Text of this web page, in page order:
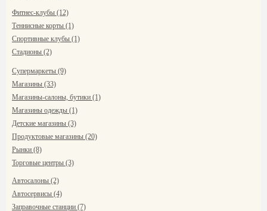
Фитнес-клубы (12)
Теннисные корты (1)
Спортивные клубы (1)
Стадионы (2)
Супермаркеты (9)
Магазины (33)
Магазины-салоны, бутики (1)
Магазины одежды (1)
Детские магазины (3)
Продуктовые магазины (20)
Рынки (8)
Торговые центры (3)
Автосалоны (2)
Автосервисы (4)
Заправочные станции (7)